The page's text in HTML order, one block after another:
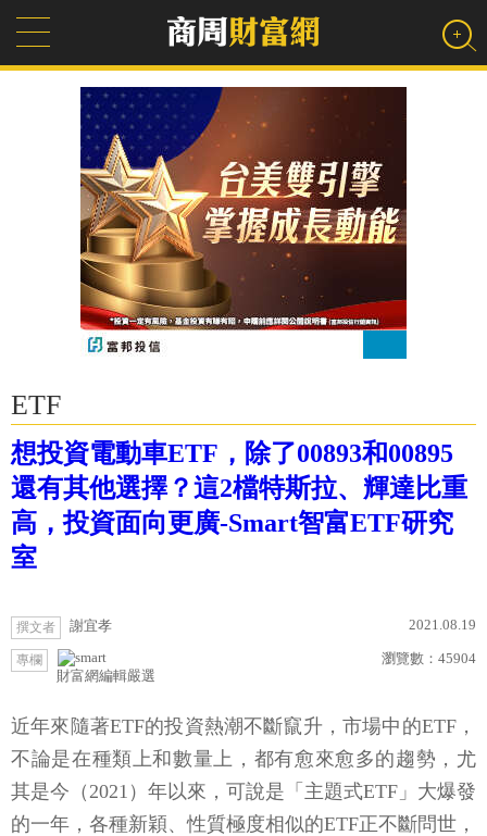
ETF
想投資電動車ETF，除了00893和00895
還有其他選擇？這2檔特斯拉、輝達比重
高，投資面向更廣-Smart智富ETF研究
室
撰文者 謝宜孝 2021.08.19
專欄
財富網編輯嚴選
瀏覽數： 45904
近年來隨著ETF的投資熱潮不斷竄升，市場中的ETF，
不論是在種類上和數量上，都有愈來愈多的趨勢，尤
其是今（2021）年以來，可說是「主題式ETF」大爆發
的一年，各種新穎、性質極度相似的ETF正不斷問世，